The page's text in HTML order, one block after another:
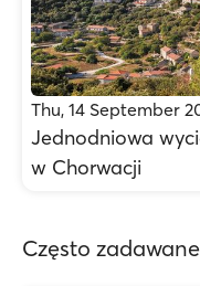
Thu, 14 September
Jednodniowa
w Chorwacji
Często